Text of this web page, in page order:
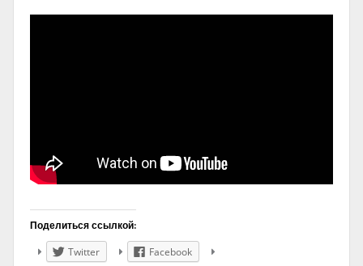
Поделиться ссылкой:
Twitter Facebook